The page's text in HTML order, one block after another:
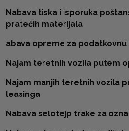
Nabava tiska i isporuka
pratećih materijala
abava opreme za podatkovnu
Najam teretnih vozila putem
Najam manjih teretnih vozila
leasinga
Nabava selotejp trake za